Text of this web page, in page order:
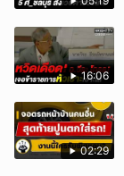
16:06
02:29